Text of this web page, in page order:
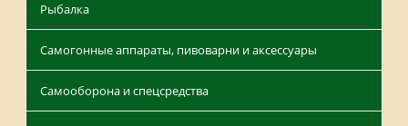
Рыбалка
Самогонные аппараты, пивоварни и аксессуары
Самооборона и спецсредства